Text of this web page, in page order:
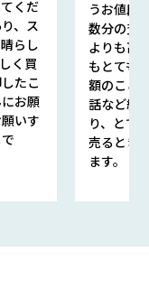
くだ
、ス
らし
く買
たこ
お願
いす
うお値段
数分の査
よりも高
もとても
額のこと
話など細
り、とて
売るとき
ます。